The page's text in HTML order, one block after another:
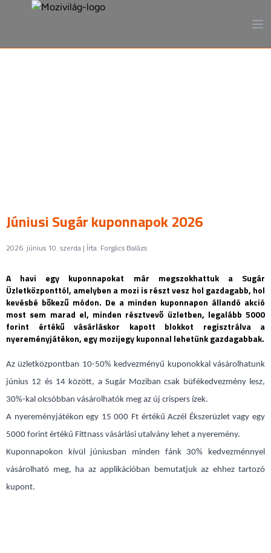
Júniusi Sugár kuponnapok 2026
2026. június 10. szerda | Írta: Forgács Balázs
A havi egy kuponnapokat már megszokhattuk a Sugár
Üzletközponttól, amelyben a mozi is részt vesz hol gazdagabb, hol
kevésbé bőkezű módon. De a minden kuponnapon állandó akció
most sem marad el, minden résztvevő üzletben, legalább 5000
forint értékű vásárláskor kapott blokkot regisztrálva a
nyereményjátékon, egy mozijegy kuponnal lehetünk gazdagabbak.
Az üzletközpontban 10-50% kedvezményű kuponokkal vásárolhatunk
június 12 és 14 között, a Sugár Moziban csak büfékedvezmény lesz,
30%-kal olcsóbban vásárolhatók meg az új crispers ízek.
A nyereményjátékon egy 15 000 Ft értékű Aczél Ékszerüzlet vagy egy
5000 forint értékű Fittnass vásárlási utalvány lehet a nyeremény.
Kuponnapokon kívül júniusban minden fánk 30% kedvezménnyel
vásárolható meg, ha az applikációban bemutatjuk az ehhez tartozó
kupont.